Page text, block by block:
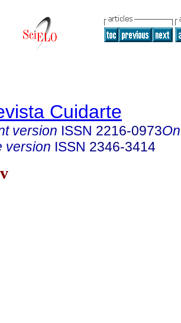
Cuidarte
version ISSN 2216-0973
version ISSN 2346-3414